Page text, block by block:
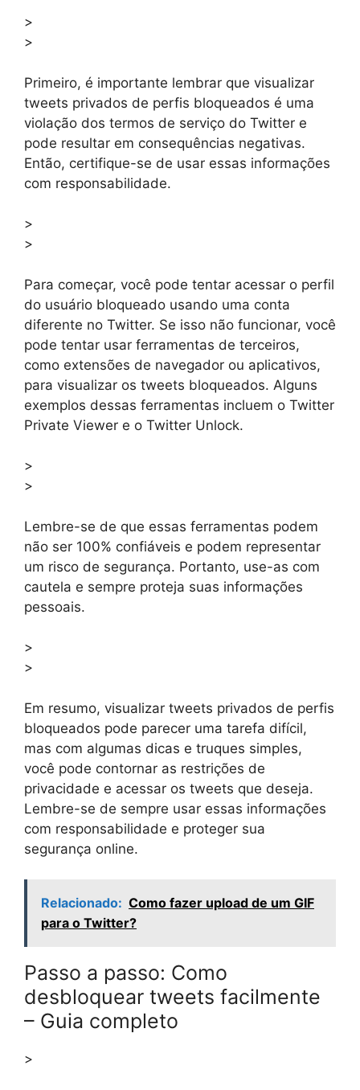
>
>
Primeiro, é importante lembrar que visualizar
tweets privados de perfis bloqueados é uma
violação dos termos de serviço do Twitter e
pode resultar em consequências negativas.
Então, certifique-se de usar essas informações
com responsabilidade.
>
>
Para começar, você pode tentar acessar o perfil
do usuário bloqueado usando uma conta
diferente no Twitter. Se isso não funcionar, você
pode tentar usar ferramentas de terceiros,
como extensões de navegador ou aplicativos,
para visualizar os tweets bloqueados. Alguns
exemplos dessas ferramentas incluem o Twitter
Private Viewer e o Twitter Unlock.
>
>
Lembre-se de que essas ferramentas podem
não ser 100% confiáveis ​​e podem representar
um risco de segurança. Portanto, use-as com
cautela e sempre proteja suas informações
pessoais.
>
>
Em resumo, visualizar tweets privados de perfis
bloqueados pode parecer uma tarefa difícil,
mas com algumas dicas e truques simples,
você pode contornar as restrições de
privacidade e acessar os tweets que deseja.
Lembre-se de sempre usar essas informações
com responsabilidade e proteger sua
segurança online.
Relacionado: Como fazer upload de um GIF
para o Twitter?
Passo a passo: Como
desbloquear tweets facilmente
– Guia completo
>